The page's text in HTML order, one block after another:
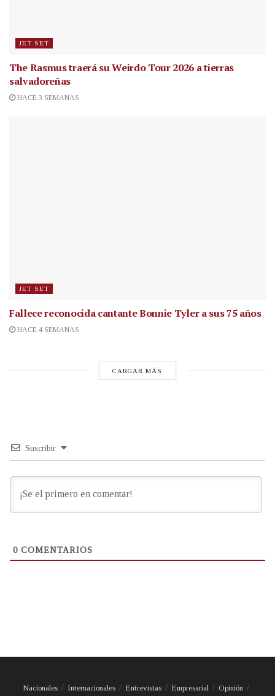
JET SET
The Rasmus traerá su Weirdo Tour 2026 a tierras
salvadoreñas
HACE 3 SEMANAS
JET SET
Fallece reconocida cantanteBonnie Tyler a sus 75 años
HACE 4 SEMANAS
CARGAR MÁS
Suscribir
0 COMENTARIOS
Nacionales Internacionales Entrevistas Empresarial Opinión